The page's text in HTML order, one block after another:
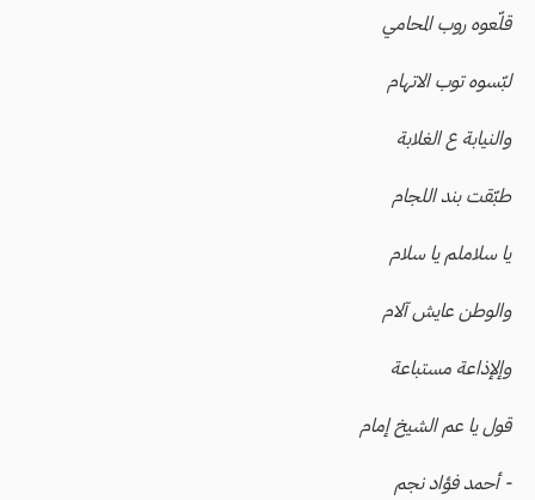
قلّعوه روب المحامي
لبّسوه توب الاتهام
والنيابة ع الغلابة
طبّقت بند اللجام
يا سلاملم يا سلام
والوطن عايش آلام
وإلإذاعة مستباعة
قول يا عم الشيخ إمام
- أحمد فؤاد نجم